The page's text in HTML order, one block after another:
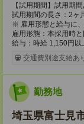
【試用期間】試用期間
試用期間の長さ：2ヶ
※ 雇用形態と給与に
雇用形態：本採用時と
給与：時給 1,150円以
交通費別途支給あ
勤務地
埼玉県富士見